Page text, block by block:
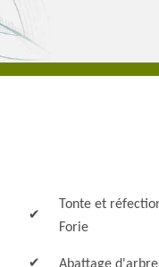
Tonte et
Forie